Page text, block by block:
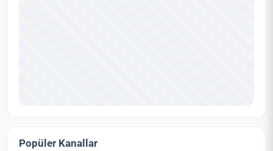
Popüler Kanallar